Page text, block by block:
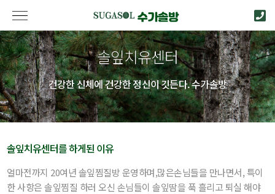
솔잎치유센터
건강한 신체에 건강한 정신이 깃든다. 수가솔방
솔잎치유센터를 하게된 이유
얼마전까지 20여년 솔잎찜질방 운영하며,많은손님들을 만나면서, 특이
한 사항은 솔잎찜질 하러 오신 손님들이 솔잎땀을 푹 흘리고 퇴실 해야